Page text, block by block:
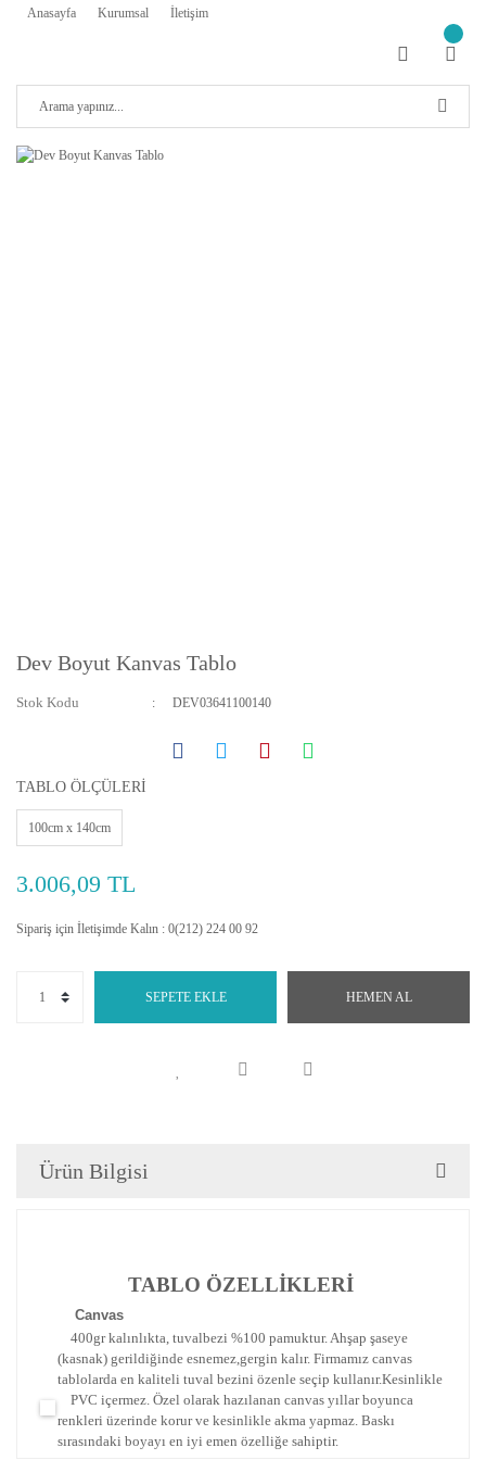
Anasayfa Kurumsal İletişim
Dev Boyut Kanvas Tablo
Stok Kodu DEV03641100140
TABLO ÖLÇÜLERİ
100cm x 140cm
3.006,09 TL
Sipariş için İletişimde Kalın : 0(212) 224 00 92
SEPETE EKLE HEMEN AL
Ürün Bilgisi
TABLO ÖZELLİKLERİ
Canvas
400gr kalınlıkta, tuvalbezi %100 pamuktur. Ahşap şaseye
(kasnak) gerildiğinde esnemez,gergin kalır. Firmamız canvas
tablolarda en kaliteli tuval bezini özenle seçip kullanır.Kesinlikle
PVC içermez. Özel olarak hazılanan canvas yıllar boyunca
renkleri üzerinde korur ve kesinlikle akma yapmaz. Baskı
sırasındaki boyayı en iyi emen özelliğe sahiptir.